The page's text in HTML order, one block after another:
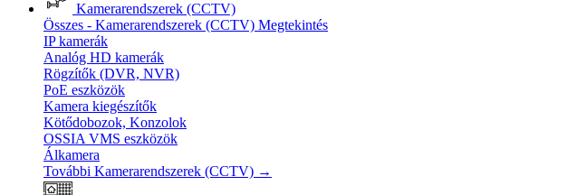
Kamerarendszerek (CCTV)
Összes - Kamerarendszerek (CCTV) Megtekintés
IP kamerák
Analóg HD kamerák
Rögzítők (DVR, NVR)
PoE eszközök
Kamera kiegészítők
Kötődobozok, Konzolok
OSSIA VMS eszközök
Álkamera
További Kamerarendszerek (CCTV) →